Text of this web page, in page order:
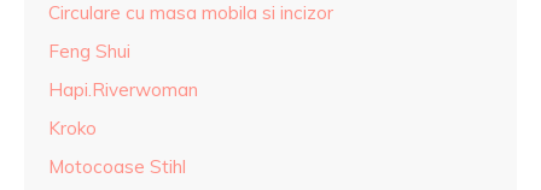
Circulare cu masa mobila si incizor
Feng Shui
Hapi.Riverwoman
Kroko
Motocoase Stihl